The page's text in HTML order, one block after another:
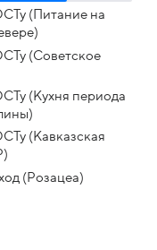
(Питание на
(Советское
(Кухня периода
(Кавказская
(Розацеа)